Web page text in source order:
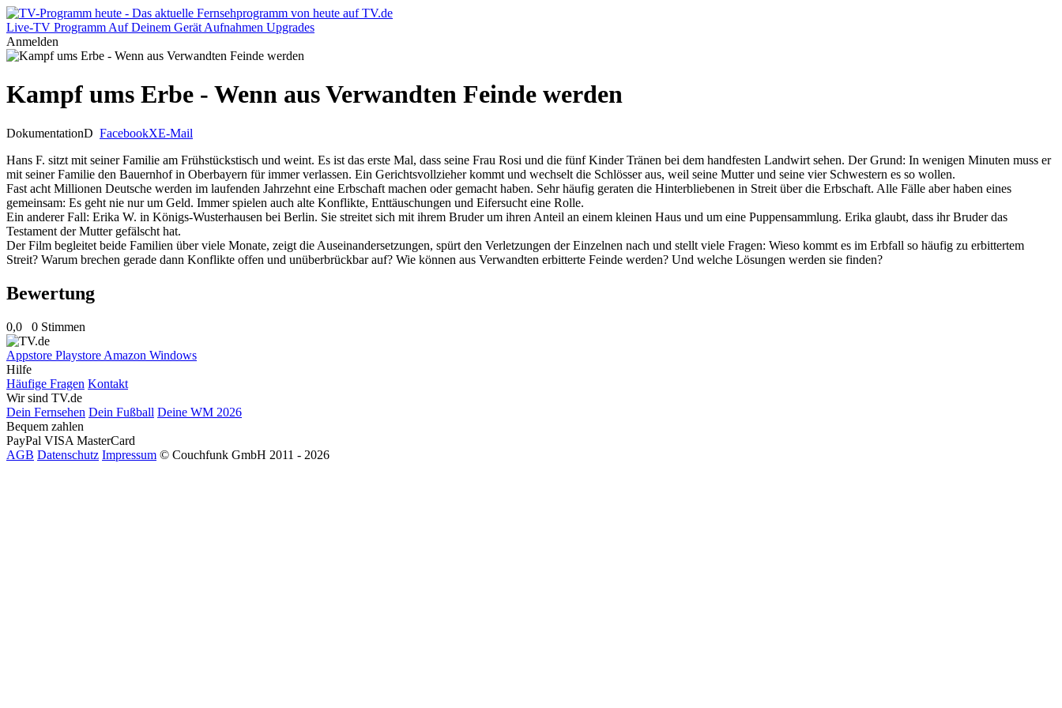
Live-TV Programm Auf Deinem Gerät Aufnahmen Upgrades
Anmelden
Kampf ums Erbe - Wenn aus Verwandten Feinde werden
DokumentationD FacebookXE-Mail
Hans F. sitzt mit seiner Familie am Frühstückstisch und weint. Es ist das erste Mal, dass seine Frau Rosi und die fünf Kinder Tränen bei dem handfesten Landwirt sehen. Der Grund: In wenigen Minuten muss er
mit seiner Familie den Bauernhof in Oberbayern für immer verlassen. Ein Gerichtsvollzieher kommt und wechselt die Schlösser aus, weil seine Mutter und seine vier Schwestern es so wollen.
Fast acht Millionen Deutsche werden im laufenden Jahrzehnt eine Erbschaft machen oder gemacht haben. Sehr häufig geraten die Hinterbliebenen in Streit über die Erbschaft. Alle Fälle aber haben eines
gemeinsam: Es geht nie nur um Geld. Immer spielen auch alte Konflikte, Enttäuschungen und Eifersucht eine Rolle.
Ein anderer Fall: Erika W. in Königs-Wusterhausen bei Berlin. Sie streitet sich mit ihrem Bruder um ihren Anteil an einem kleinen Haus und um eine Puppensammlung. Erika glaubt, dass ihr Bruder das
Testament der Mutter gefälscht hat.
Der Film begleitet beide Familien über viele Monate, zeigt die Auseinandersetzungen, spürt den Verletzungen der Einzelnen nach und stellt viele Fragen: Wieso kommt es im Erbfall so häufig zu erbittertem
Streit? Warum brechen gerade dann Konflikte offen und unüberbrückbar auf? Wie können aus Verwandten erbitterte Feinde werden? Und welche Lösungen werden sie finden?
Bewertung
0,0 0 Stimmen
Appstore Playstore Amazon Windows
Hilfe
Häufige Fragen Kontakt
Wir sind TV.de
Dein Fernsehen Dein Fußball Deine WM 2026
Bequem zahlen
PayPal VISA MasterCard
AGB Datenschutz Impressum © Couchfunk GmbH 2011 - 2026